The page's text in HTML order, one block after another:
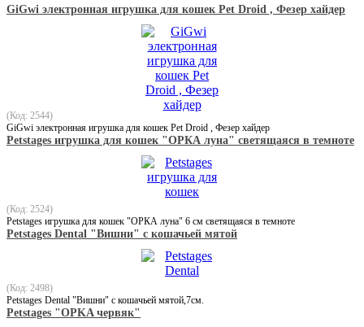
GiGwi электронная игрушка для кошек Pet Droid , Фезер хайдер
(Код: 2544)
GiGwi электронная игрушка для кошек Pet Droid , Фезер хайдер
Petstages игрушка для кошек "ОРКА луна" светящаяся в темноте
(Код: 2524)
Petstages игрушка для кошек "ОРКА луна" 6 см светящаяся в темноте
Petstages Dental "Вишни" с кошачьей мятой
(Код: 2498)
Petstages Dental "Вишни" с кошачьей мятой,7см.
Petstages "ОPKA червяк"